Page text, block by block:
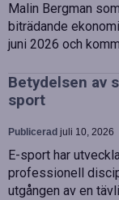
Malin Bergman
biträdande
juni 2026 och
Betydelsen av
sport
Publicerad juli 10, 2026
E-sport har
professionell
utgången av en